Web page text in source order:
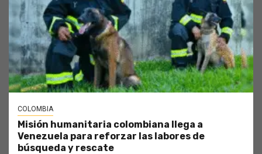
COLOMBIA
Misión humanitaria colombiana llega a
Venezuela para reforzar las labores de
búsqueda y rescate